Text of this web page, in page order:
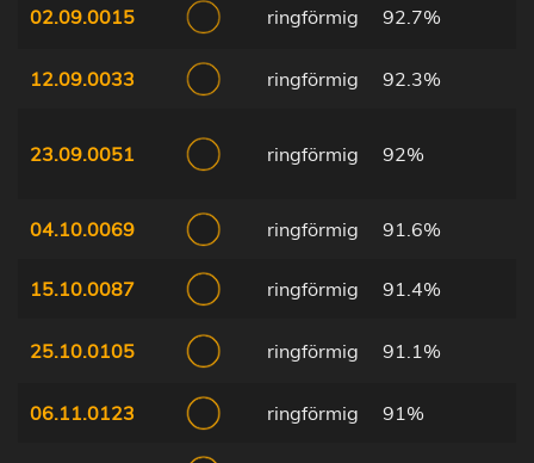
02.09.0015 ringförmig 92.7%
12.09.0033 ringförmig 92.3%
23.09.0051 ringförmig 92%
04.10.0069 ringförmig 91.6%
15.10.0087 ringförmig 91.4%
25.10.0105 ringförmig 91.1%
06.11.0123 ringförmig 91%